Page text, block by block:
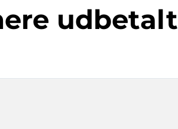
udbetalt